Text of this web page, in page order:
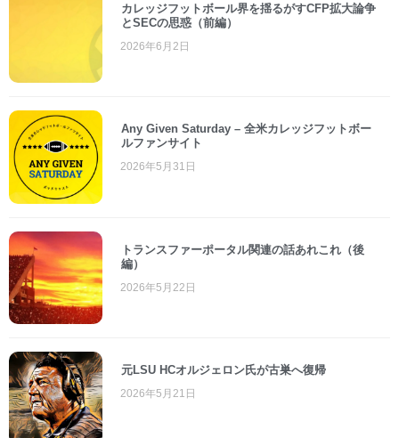
カレッジフットボール界を揺るがすCFP拡大論争
とSECの思惑（前編）
2026年6月2日
Any Given Saturday – 全米カレッジフットボー
ルファンサイト
2026年5月31日
トランスファーポータル関連の話あれこれ（後
編）
2026年5月22日
元LSU HCオルジェロン氏が古巣へ復帰
2026年5月21日